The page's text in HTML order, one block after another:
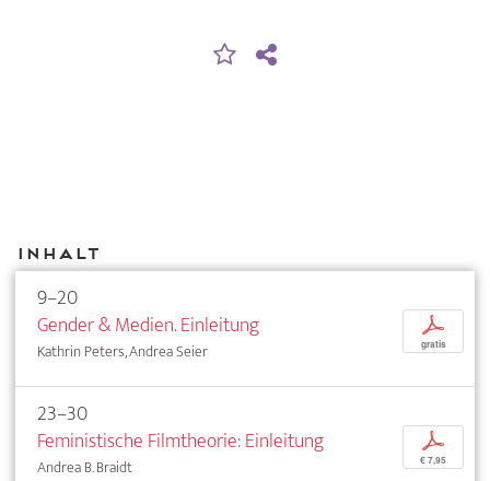
Inhalt
9–20
Gender & Medien. Einleitung
Kathrin Peters, Andrea Seier
p
gratis
23–30
Feministische Filmtheorie: Einleitung
Andrea B. Braidt
p
€ 7,95